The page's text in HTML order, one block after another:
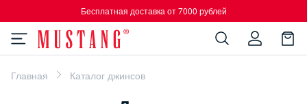
Бесплатная доставка от 7000 рублей
Главная Каталог джинсов